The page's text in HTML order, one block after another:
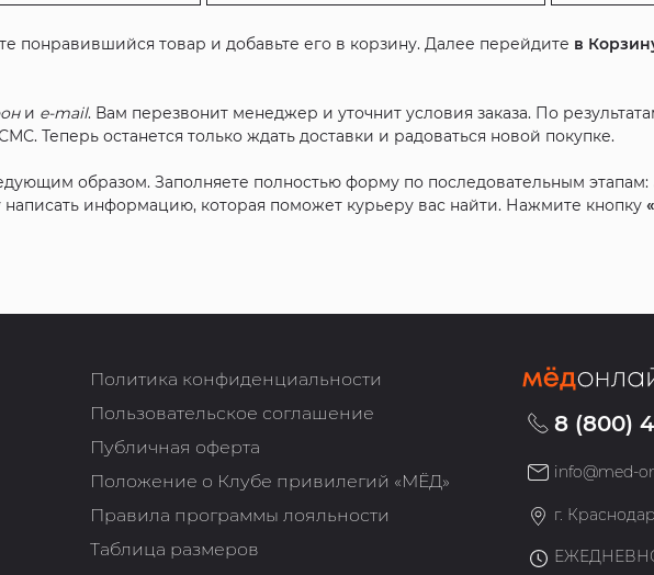
понравившийся товар и добавьте его в корзину. Далее перейдите в
и e-mail. Вам перезвонит менеджер и уточнит условия заказа. По
Теперь останется только ждать доставки и радоваться новой покупке.
образом. Заполняете полностью форму по последовательным этапам:
написать информацию, которая поможет курьеру вас найти. Нажмите кнопку
Политика конфиденциальности
Пользовательское соглашение
Публичная оферта
Положение о Клубе привилегий «МЁД»
Правила программы лояльности
Таблица размеров
8 (800)
info@med-
г.